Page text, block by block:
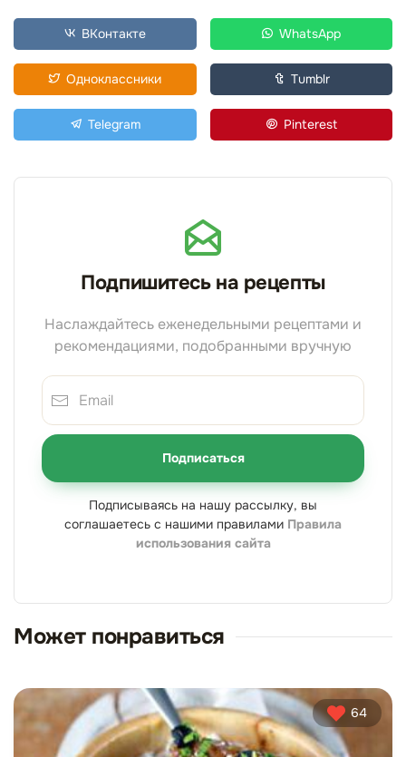
ВКонтакте WhatsApp
Одноклассники Tumblr
Telegram Pinterest
Подпишитесь на рецепты
Наслаждайтесь еженедельными рецептами и
рекомендациями, подобранными вручную
Подписаться
Подписываясь на нашу рассылку, вы
соглашаетесь с нашими правилами Правила
использования сайта
Может понравиться
64